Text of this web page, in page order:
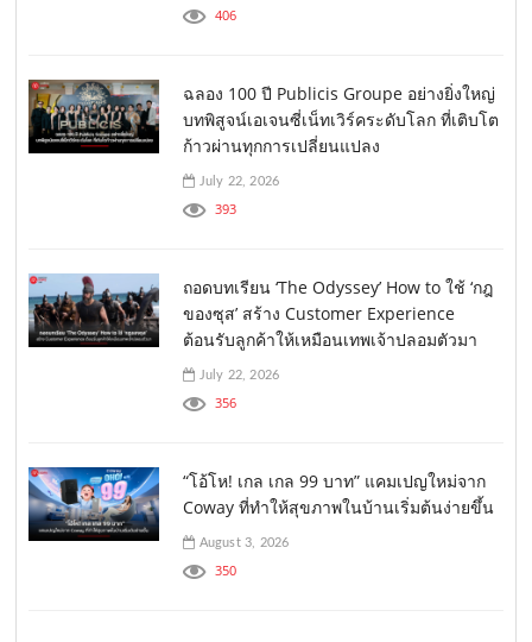
406
ฉลอง 100 ปี Publicis Groupe อย่างยิ่งใหญ่
บทพิสูจน์เอเจนซี่เน็ทเวิร์คระดับโลก ที่เติบโต
ก้าวผ่านทุกการเปลี่ยนแปลง
July 22, 2026
393
ถอดบทเรียน ‘The Odyssey’ How to ใช้ ‘กฎ
ของซุส’ สร้าง Customer Experience
ต้อนรับลูกค้าให้เหมือนเทพเจ้าปลอมตัวมา
July 22, 2026
356
“โอ้โห! เกล เกล 99 บาท” แคมเปญใหม่จาก
Coway ที่ทำให้สุขภาพในบ้านเริ่มต้นง่ายขึ้น
August 3, 2026
350